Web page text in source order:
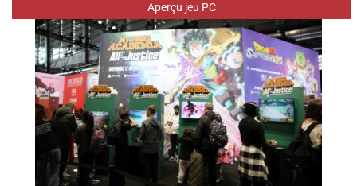
Aperçu jeu PC